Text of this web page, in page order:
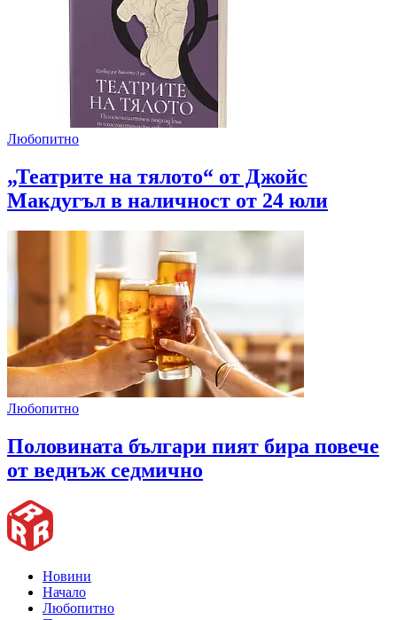
Любопитно
„Театрите на тялото“ от Джойс
Макдугъл в наличност от 24 юли
Любопитно
Половината българи пият бира повече
от веднъж седмично
Новини
Начало
Любопитно